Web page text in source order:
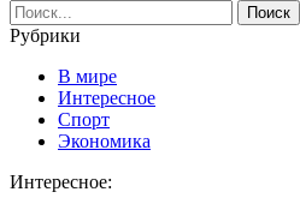
Рубрики
В мире
Интересное
Спорт
Экономика
Интересное: